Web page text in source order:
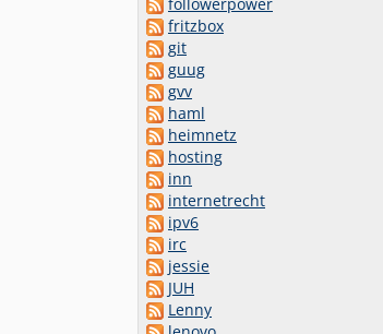
fritzbox
git
guug
gvv
haml
heimnetz
hosting
inn
internetrecht
ipv6
irc
jessie
JUH
Lenny